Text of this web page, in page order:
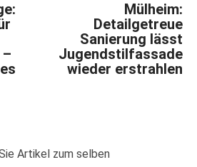
Mülheim:
Detailgetreue
Sanierung lässt
Jugendstilfassade
wieder erstrahlen
Artikel zum selben